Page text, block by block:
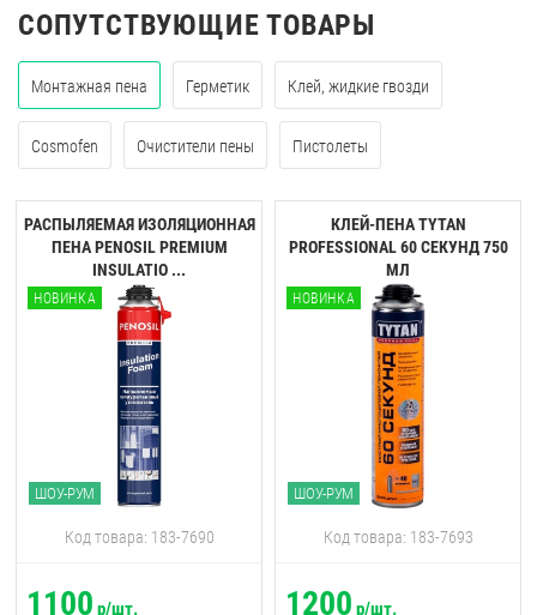
СОПУТСТВУЮЩИЕ ТОВАРЫ
Монтажная пена Герметик Клей, жидкие гвозди
Cosmofen Очистители пены Пистолеты
РАСПЫЛЯЕМАЯ ИЗОЛЯЦИОННАЯ
ПЕНА PENOSIL PREMIUM
INSULATIO ...
НОВИНКА
ШОУ-РУМ
Код товара: 183-7690
1100 р/шт.
КЛЕЙ-ПЕНА TYTAN
PROFESSIONAL 60 CЕКУНД 750
МЛ
НОВИНКА
ШОУ-РУМ
Код товара: 183-7693
1200 р/шт.